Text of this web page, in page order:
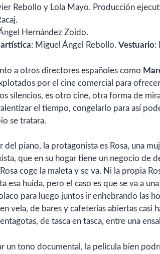
Rebollo y Lola Mayo. Producción
Hernández Zoido.
: Miguel Ángel Rebollo. Vestuario:
a otros directores españoles como
por el cine comercial para
silencios, es otro cine, otra forma de
el tiempo, congelarlo para así
se tratara.
del piano, la protagonista es Rosa, una
que en su hogar tiene un negocio de
coge la maleta y se va. Ni la propia
esa huida, pero el caso es que se va a
para luego juntos ir enhebrando las
vela, de bares y cafeterías abiertas casi
de tasca en tasca, entre una
un tono documental, la película bien